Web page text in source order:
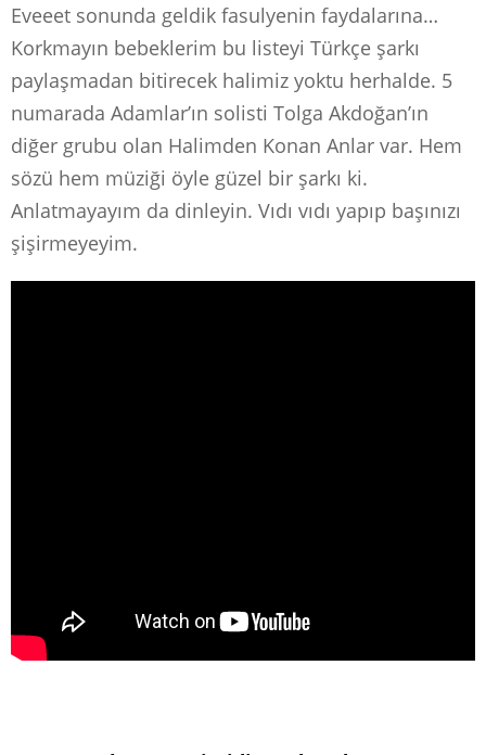
Eveeet sonunda geldik fasulyenin faydalarına…
Korkmayın bebeklerim bu listeyi Türkçe şarkı
paylaşmadan bitirecek halimiz yoktu herhalde. 5
numarada Adamlar’ın solisti Tolga Akdoğan’ın
diğer grubu olan Halimden Konan Anlar var. Hem
sözü hem müziği öyle güzel bir şarkı ki.
Anlatmayayım da dinleyin. Vıdı vıdı yapıp başınızı
şişirmeyeyim.